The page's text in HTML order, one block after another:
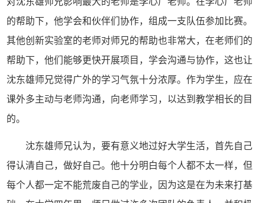
的帮助下，他学会和伙伴们协作，组成一支队伍参加比赛。
其他创新实验室的老师对师兄的帮助也非常大，在老师们的
帮助下，他们能够更快开展项目，学会沟通与协作，这也让
沈东雄师兄觉得广外的学习气氛十分浓厚。作为学生，应在
课外多主动与老师沟通，向老师学习，以达到教学相长的目
的。
沈东雄师兄认为，要有意义地过好大学生活，首先自己
得认清自己，做好自己。他十分明白每个人都不太一样，但
每个人都一定不能荒废自己的学业，因为这是在为未来打基